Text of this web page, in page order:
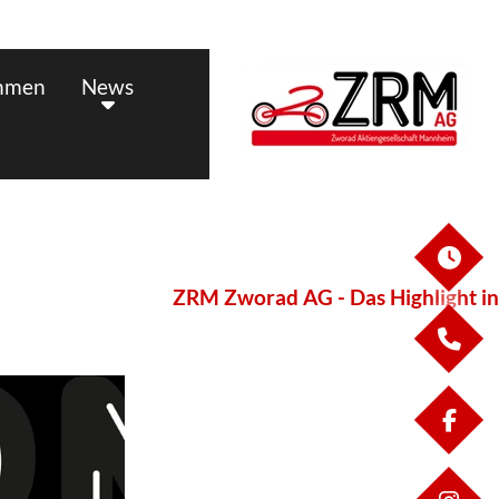
News
ZRM Zworad AG - Das Highlight in